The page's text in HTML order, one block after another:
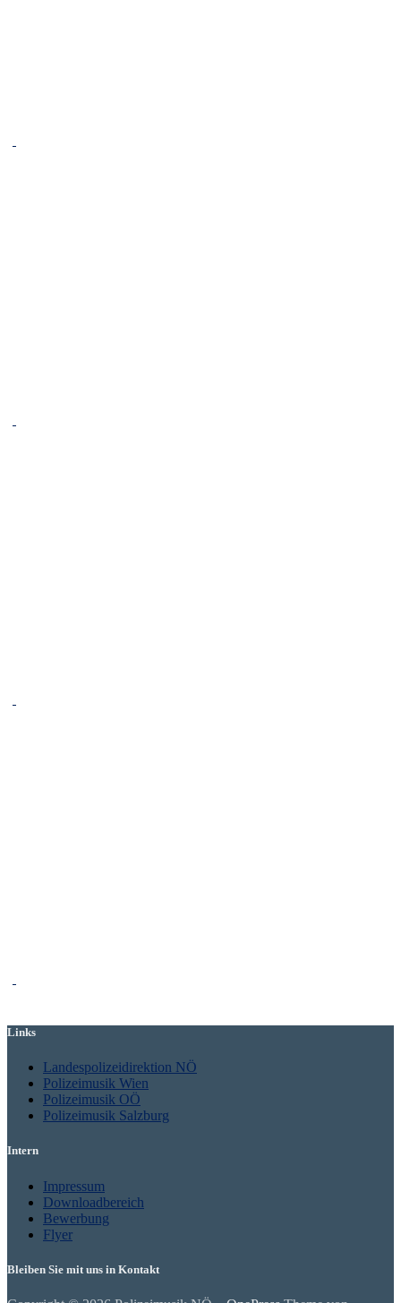
Links
Landespolizeidirektion NÖ
Polizeimusik Wien
Polizeimusik OÖ
Polizeimusik Salzburg
Intern
Impressum
Downloadbereich
Bewerbung
Flyer
Bleiben Sie mit uns in Kontakt